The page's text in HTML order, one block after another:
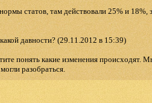
статов, там действовали 25% и 18%,
давности? (29.11.2012 в 15:39)
понять какие изменения происходят.
разобраться.